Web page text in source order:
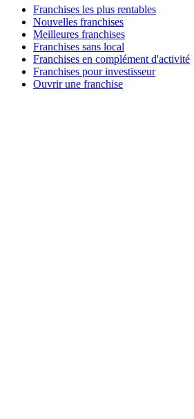
Franchises les plus rentables
Nouvelles franchises
Meilleures franchises
Franchises sans local
Franchises en complément d'activité
Franchises pour investisseur
Ouvrir une franchise